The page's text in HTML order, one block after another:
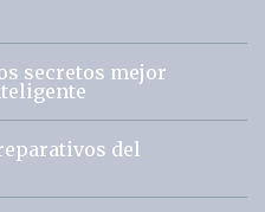
secretos mejor
del